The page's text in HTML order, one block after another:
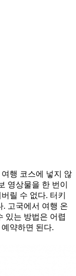
여행 코스에 넣지 않
영상물을 한 번이
릴 수 없다. 터키
. 고국에서 여행 온
있는 방법은 어렵
약하면 된다.